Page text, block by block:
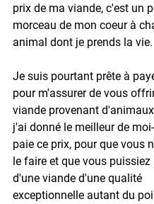
prix de ma viande, c'est un
morceau de mon coeur à
animal dont je prends la vie.
Je suis pourtant prête à
pour m'assurer de vous
viande provenant
j'ai donné le meilleur de
paie ce prix, pour que vous
le faire et que vous puissiez
d'une viande d'une qualité
exceptionnelle autant du